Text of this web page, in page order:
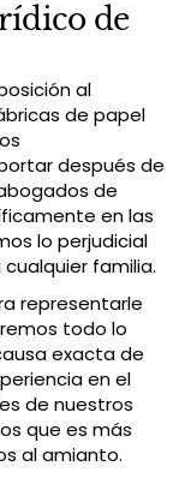
de
al
de papel
después de
de
en las
lo perjudicial
familia.
representarle
todo lo
exacta de
en el
de nuestros
que es más
al amianto.